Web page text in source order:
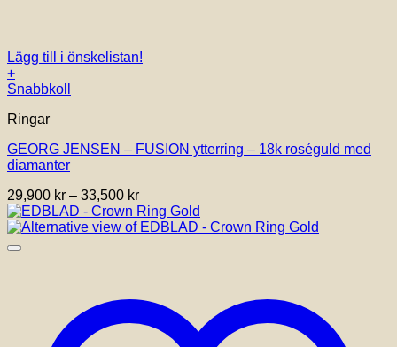
Lägg till i önskelistan!
+
Den
produkten
flera
varianter.
olika
alternativen
kan
väljas
Snabbkoll
Ringar
GEORG JENSEN – FUSION ytterring – 18k roséguld med
diamanter
29,900 kr – 33,500 krPrisintervall:
29,900 kr
till